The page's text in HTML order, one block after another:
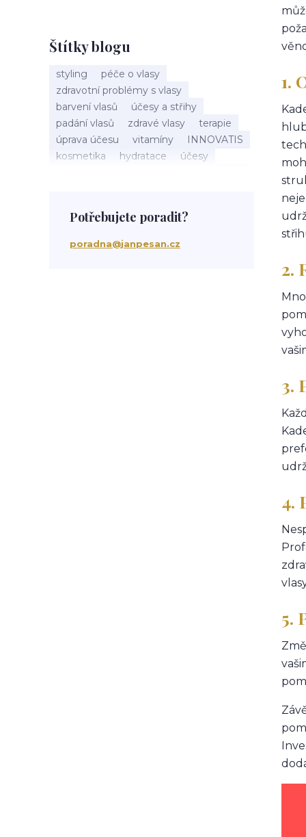
Štítky blogu
styling
péče o vlasy
zdravotní problémy s vlasy
barvení vlasů
účesy a střihy
padání vlasů
zdravé vlasy
terapie
úprava účesu
vitamíny
INNOVATIS
kosmetika
hydratace
účesy
Jan Pešan
složení
uv ochrana
suchá vlasová péče
Potřebujete poradit?
poradna@janpesan.cz
1.
2.
3.
4.
5.